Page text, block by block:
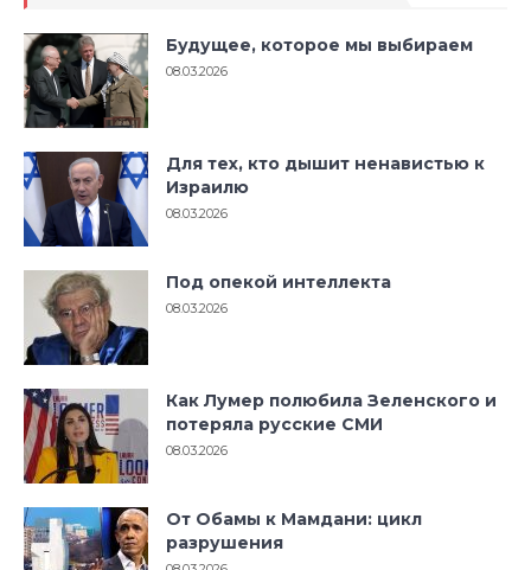
Будущее, которое мы выбираем
08.03.2026
Для тех, кто дышит ненавистью к
Израилю
08.03.2026
Под опекой интеллекта
08.03.2026
Как Лумер полюбила Зеленского и
потеряла русские СМИ
08.03.2026
От Обамы к Мамдани: цикл
разрушения